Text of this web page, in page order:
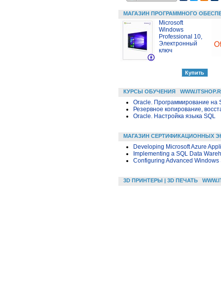
МАГАЗИН ПРОГРАММНОГО
Microsoft
Windows
Professional 10,
Электронный
ключ
КУРСЫ ОБУЧЕНИЯ
Oracle. Программирование на
Резервное копирование,
Oracle. Настройка языка SQL
МАГАЗИН СЕРТИФИКАЦИОННЫХ
Developing Microsoft Azure
Implementing a SQL Data
Configuring Advanced
3D ПРИНТЕРЫ | 3D ПЕЧАТЬ